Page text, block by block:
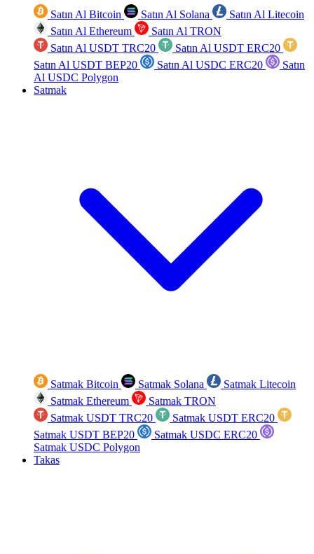
Satın Al Bitcoin Satın Al Solana
Satın Al Litecoin
Satın Al Ethereum
Satın Al TRON
Satın Al USDT TRC20
Satın Al USDT ERC20
Satın Al USDT BEP20
Satın Al USDC ERC20
Satın
Al USDC Polygon
Satmak
Satmak Bitcoin Satmak Solana
Satmak Litecoin
Satmak Ethereum
Satmak TRON
Satmak USDT TRC20
Satmak USDT ERC20
Satmak USDT BEP20
Satmak USDC ERC20
Satmak USDC Polygon
Takas